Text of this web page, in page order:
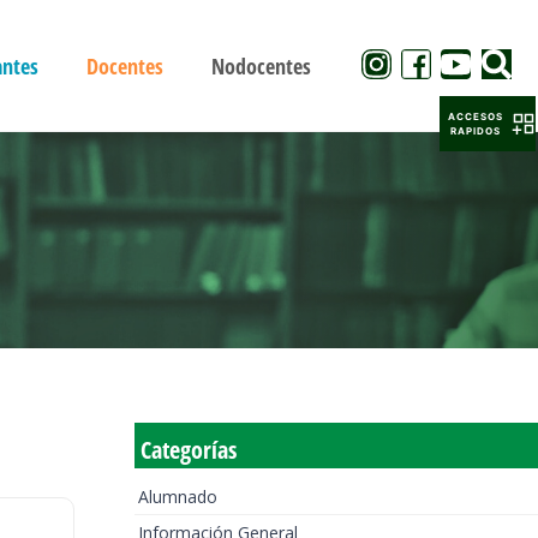
Docentes Nodocentes
Categorías
Alumnado
Información General
ACCESOS
RAPIDOS